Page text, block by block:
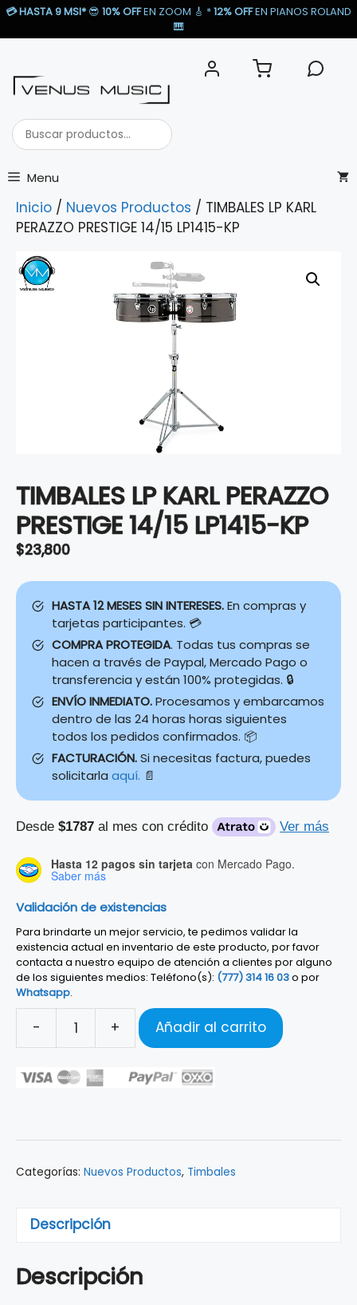
Saltar
💳HASTA 9 MSI* 😎 10% OFFEN ZOOM 🎸​ *12% OFFEN PIANOS ROLAND
🎹​
Buscar
productos...
Menu
Inicio / Nuevos Productos / TIMBALES LP KARL
PERAZZO PRESTIGE 14/15 LP1415-KP
TIMBALES LP KARL PERAZZO
PRESTIGE 14/15 LP1415-KP
$23,800
HASTA 12 MESES SIN INTERESES.En compras y
tarjetas participantes. 💳
COMPRA PROTEGIDA. Todas tus compras se
hacen a través de Paypal, Mercado Pago o
transferencia y están 100% protegidas. 🔒
ENVÍO INMEDIATO.Procesamos y embarcamos
dentro de las 24 horas horas siguientes
todos los pedidos confirmados. 📦
FACTURACIÓN.Si necesitas factura, puedes
solicitarla aquí. 📄
Desde $1787 al mes con crédito Ver más
Hasta 12 pagos sin tarjeta con Mercado Pago.
Saber más
Validación de existencias
Para brindarte un mejor servicio, te pedimos validar la
existencia actual en inventario de este producto, por favor
contacta a nuestro equipo de atención a clientes por alguno
de los siguientes medios: Teléfono(s): (777) 314 16 03o por
Whatsapp.
-
TIMBALES
KARL
14/15
KP
+ Añadir al carrito
Categorías: Nuevos Productos, Timbales
Descripción
Descripción